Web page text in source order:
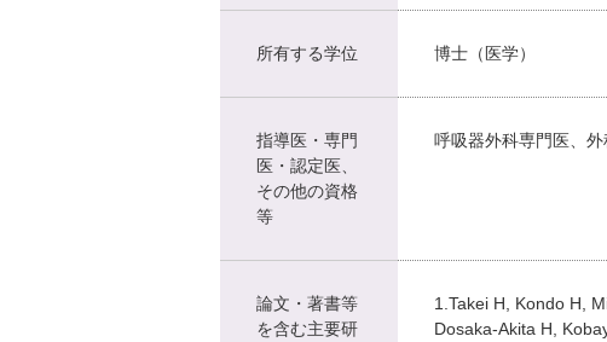
所有する学位 博士（医学）
指導医・専門
医・認定医、
その他の資格
等
呼吸器外科専門医、
論文・著書等
を含む主要研
1.Takei H, Kondo H,
Dosaka-Akita H,